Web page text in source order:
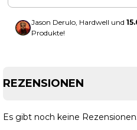
Jason Derulo, Hardwell und
Produkte!
REZENSIONEN
Es gibt noch keine Rezensionen.